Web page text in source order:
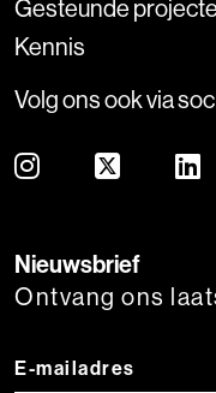
Gesteunde
Kennis
Volg ons ook via
Nieuwsbrief
Ontvang ons
E-mailadres